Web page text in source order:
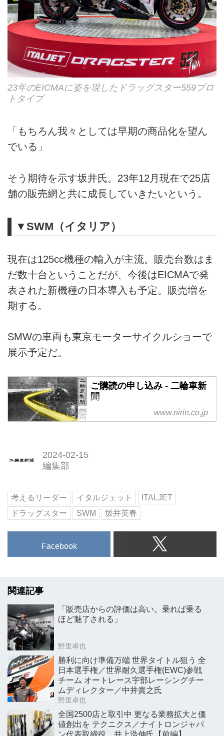
23年のEICMAに姿を現したドラッグスター559プロ
トタイプ
「もちろん我々としては早期の商品化を望ん
でいる」
そう期待を示す坂井氏。23年12月現在で25店
舗の販売網と共に成長していきたいという。
▼SWM（イタリア）
現在は125cc機種の輸入が主流。販売台数はま
だ数十台ということだが、今後はEICMAで発
表された新機種の日本導入も予定。販売増を
期する。
SMWの車両も東京モーターサイクルショーで
展示予定だ。
ご購読の申し込み - 二輪車新
聞
www.nirin.co.jp
2024-02-15
編集部
考えるリーダー イタルジェット
ITALJET
ドラッグスター
SWM 坂井英春
Facebook
関連記事
「販売店からの評価は高い。乗れば乗る
ほど魅了される」
野里卓也
勝利に向け準備万端 世界タイトル狙う 全
日本選手権／世界耐久選手権(EWC)参戦
チーム オートレース宇部レーシングチー
ムディレクター／中井貴之氏
野里卓也
全国2500店と取引中 更なる業務拡大と価
値創出を テクニクス／ナイトロンジャパ